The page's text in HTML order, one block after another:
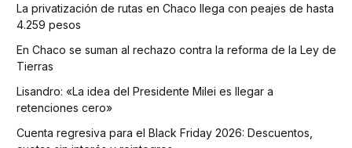
La privatización de rutas en Chaco llega con peajes de hasta
4.259 pesos
En Chaco se suman al rechazo contra la reforma de la Ley de
Tierras
Lisandro: «La idea del Presidente Milei es llegar a
retenciones cero»
Cuenta regresiva para el Black Friday 2026: Descuentos,